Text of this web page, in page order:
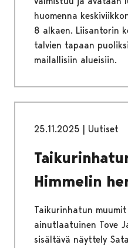
huomenna
8 alkaen. Liisantorin
talvien tapaan
mailallisiin alueisiin.
25.11.2025 Uutiset
Himmelin
Taikurinhatun
ainutlaatuinen Tove
sisältävä näyttely